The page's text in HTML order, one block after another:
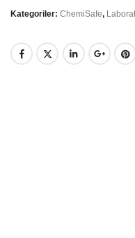
Kategoriler: ChemiSafe,